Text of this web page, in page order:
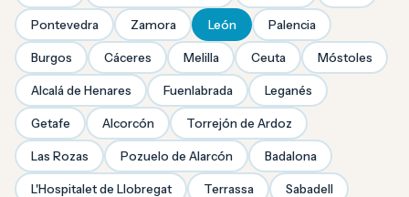
Pontevedra Zamora León Palencia
Burgos Cáceres Melilla Ceuta Móstoles
Alcalá de Henares Fuenlabrada Leganés
Getafe Alcorcón Torrejón de Ardoz
Las Rozas Pozuelo de Alarcón Badalona
L'Hospitalet de Llobregat Terrassa Sabadell